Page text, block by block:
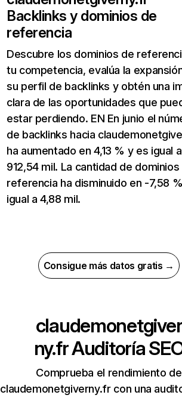
Backlinks y dominios de
referencia
Descubre los dominios de
tu competencia, evalúa la
su perfil de backlinks y obtén una
clara de las oportunidades que
estar perdiendo. EN En junio el
de backlinks hacia
ha aumentado en 4,13 % y es igual a
912,54 mil. La cantidad de
referencia ha disminuido en -7,58
igual a 4,88 mil.
Consigue más datos gratis →
claudemonetgiver
ny.frAuditoría
Comprueba el rendimiento de
claudemonetgiverny.fr con una